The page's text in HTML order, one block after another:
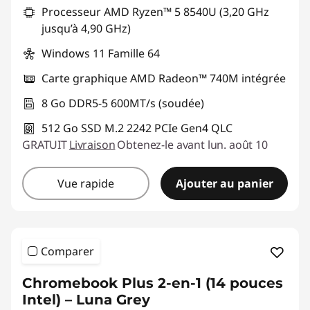
Processeur AMD Ryzen™ 5 8540U (3,20 GHz
jusqu’à 4,90 GHz)
Windows 11 Famille 64
Carte graphique AMD Radeon™ 740M intégrée
8 Go DDR5-5 600MT/s (soudée)
512 Go SSD M.2 2242 PCIe Gen4 QLC
GRATUITLivraisonObtenez-le avant lun. août 10
Vue rapide Ajouter au panier
Comparer
Chromebook Plus 2-en-1 (14 pouces
Intel) – Luna Grey